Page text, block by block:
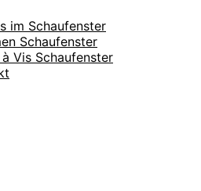
im Schaufenster
Schaufenster
Vis Schaufenster